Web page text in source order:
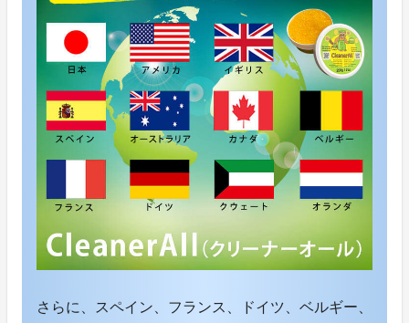
さらに、スペイン、フランス、ドイツ、ベルギー、